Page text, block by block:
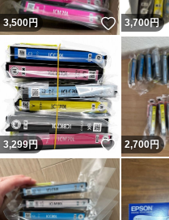
3,500円 いいね！
3,700円
3,299円 いいね！
2,700円